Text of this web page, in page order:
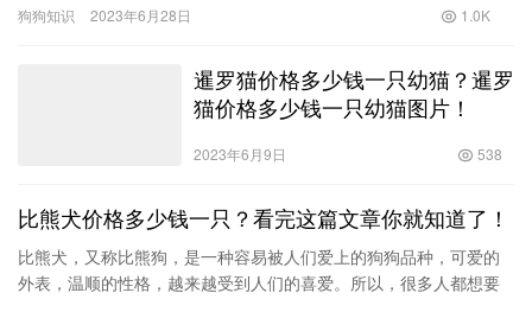
只？…
狗狗知识 2023年6月28日 1.0K
暹罗猫价格多少钱一只幼猫？暹罗
猫价格多少钱一只幼猫图片！
2023年6月9日 538
比熊犬价格多少钱一只？看完这篇文章你就知道了！
比熊犬，又称比熊狗，是一种容易被人们爱上的狗狗品种，可爱的
外表，温顺的性格，越来越受到人们的喜爱。所以，很多人都想要